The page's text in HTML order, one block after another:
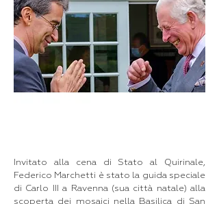
Invitato alla cena di Stato al Quirinale,
Federico Marchetti è stato la guida speciale
di Carlo III a Ravenna (sua città natale) alla
scoperta dei mosaici nella Basilica di San